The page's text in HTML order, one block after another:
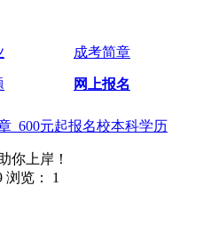
成考简章
网上报名
600元起报名校本科学历
你上岸！
浏览： 1